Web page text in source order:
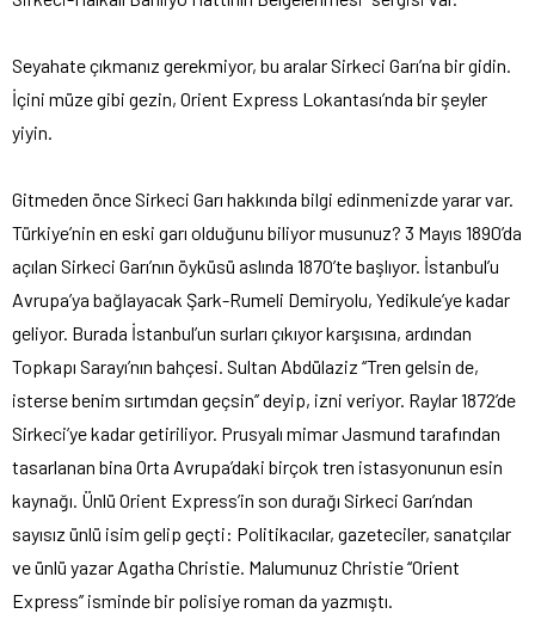
Seyahate çıkmanız gerekmiyor, bu aralar Sirkeci Garı’na bir gidin.
İçini müze gibi gezin, Orient Express Lokantası’nda bir şeyler
yiyin.
Gitmeden önce Sirkeci Garı hakkında bilgi edinmenizde yarar var.
Türkiye’nin en eski garı olduğunu biliyor musunuz? 3 Mayıs 1890’da
açılan Sirkeci Garı’nın öyküsü aslında 1870’te başlıyor. İstanbul’u
Avrupa’ya bağlayacak Şark-Rumeli Demiryolu, Yedikule’ye kadar
geliyor. Burada İstanbul’un surları çıkıyor karşısına, ardından
Topkapı Sarayı’nın bahçesi. Sultan Abdülaziz ‘‘Tren gelsin de,
isterse benim sırtımdan geçsin’’ deyip, izni veriyor. Raylar 1872’de
Sirkeci’ye kadar getiriliyor. Prusyalı mimar Jasmund tarafından
tasarlanan bina Orta Avrupa’daki birçok tren istasyonunun esin
kaynağı. Ünlü Orient Express’in son durağı Sirkeci Garı’ndan
sayısız ünlü isim gelip geçti: Politikacılar, gazeteciler, sanatçılar
ve ünlü yazar Agatha Christie. Malumunuz Christie ‘‘Orient
Express’’ isminde bir polisiye roman da yazmıştı.